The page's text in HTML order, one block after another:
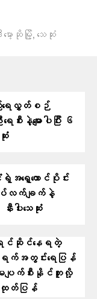
မော့ဆိုမြို့, သေဆုံး
ေလွှတ်စဉ်
နဲ့မျောပါပြီး ၆
း
အရှေ့တောင်ပိုင်း
လက်ချက်နဲ့
ါးသေဆုံး
းရင်ဆိုင်နေရတဲ့
က်အတွင်းရေပြန်
ပျက်စီးနိုင်ဘူးလို့
တ်ပြန်